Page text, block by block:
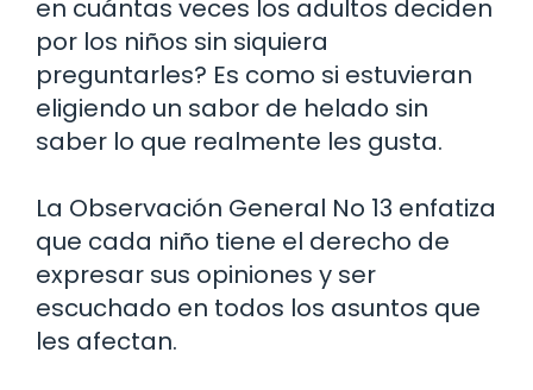
en cuántas veces los adultos deciden
por los niños sin siquiera
preguntarles? Es como si estuvieran
eligiendo un sabor de helado sin
saber lo que realmente les gusta.
La Observación General No 13 enfatiza
que cada niño tiene el derecho de
expresar sus opiniones y ser
escuchado en todos los asuntos que
les afectan.